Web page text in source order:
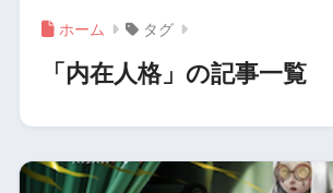
ホーム タグ
「内在人格」の記事一覧